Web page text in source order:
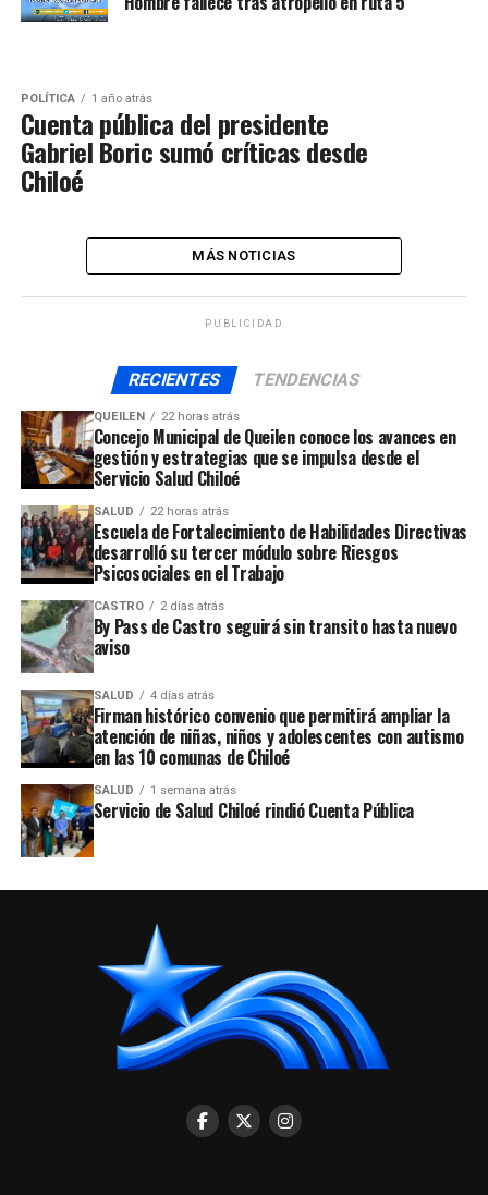
POLÍTICA 1 año atrás
Cuenta pública del presidente
Gabriel Boric sumó críticas desde
Chiloé
MÁS NOTICIAS
PUBLICIDAD
RECIENTES TENDENCIAS
QUEILEN 22 horas atrás
Concejo Municipal de Queilen conoce los avances en
gestión y estrategias que se impulsa desde el
Servicio Salud Chiloé
SALUD 22 horas atrás
Escuela de Fortalecimiento de Habilidades Directivas
desarrolló su tercer módulo sobre Riesgos
Psicosociales en el Trabajo
CASTRO 2 días atrás
By Pass de Castro seguirá sin transito hasta nuevo
aviso
SALUD 4 días atrás
Firman histórico convenio que permitirá ampliar la
atención de niñas, niños y adolescentes con autismo
en las 10 comunas de Chiloé
SALUD 1 semana atrás
Servicio de Salud Chiloé rindió Cuenta Pública